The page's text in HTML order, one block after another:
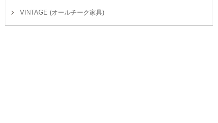
VINTAGE (オールチーク家具)